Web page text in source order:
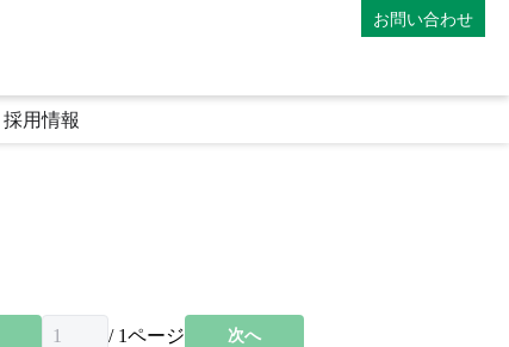
お問い合わせ
採用情報
/ 1ページ 次へ